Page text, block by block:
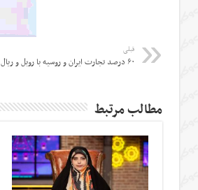
قبلی
۶۰ درصد تجارت ایران و روسیه با روبل و ریال
مطالب مرتبط